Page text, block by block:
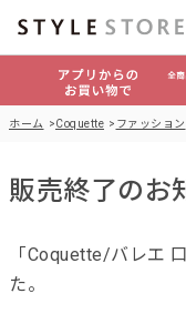
ホーム Coquette ファッション
販売終了のお
「Coquette/バレエ
た。